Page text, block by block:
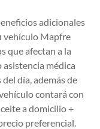
adicionales
vehículo Mapfre
que afectan a la
asistencia médica
día, además de
contará con
a domicilio +
preferencial.